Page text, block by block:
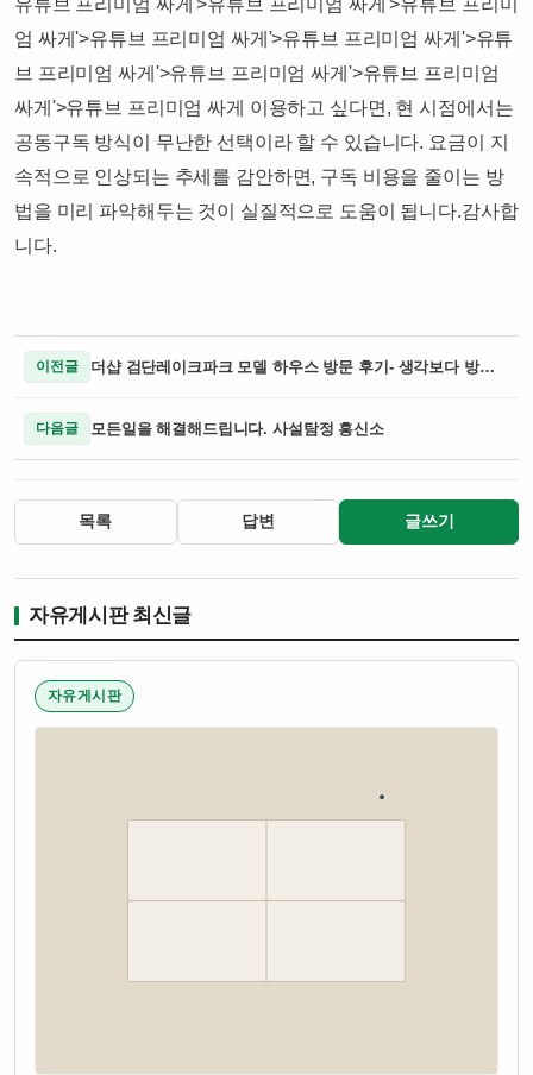
유튜브 프리미엄 싸게'>유튜브 프리미엄 싸게'>유튜브 프리미
엄 싸게'>유튜브 프리미엄 싸게'>유튜브 프리미엄 싸게'>유튜
브 프리미엄 싸게'>유튜브 프리미엄 싸게'>유튜브 프리미엄
싸게'>유튜브 프리미엄 싸게 이용하고 싶다면, 현 시점에서는
공동구독 방식이 무난한 선택이라 할 수 있습니다. 요금이 지
속적으로 인상되는 추세를 감안하면, 구독 비용을 줄이는 방
법을 미리 파악해두는 것이 실질적으로 도움이 됩니다.​​감사합
니다.​​
이전글 더샵 검단레이크파크 모델 하우스 방문 후기- 생각보다 방문객이 많았어요!주차장 위치 포함
다음글 모든일을 해결해드립니다. 사설탐정 흥신소
목록 답변 글쓰기
자유게시판 최신글
자유게시판